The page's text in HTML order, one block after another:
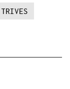
TRIVES